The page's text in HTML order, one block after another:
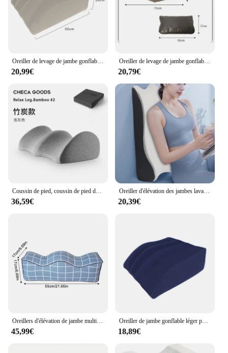
Oreiller de levage de jambe gonflable, oreiller de coin de jambe confortable pour dormir, jambe et dos, instituts de post-propor, oto
20,99€
Oreiller de levage de jambe gonflable avec sac de rangement, oreiller de coin portable, augmentant le sang, le cowsurpoids, les blessures ou les assistesjambes
20,79€
Coussin de pied, coussin de pied de levage, coussin de jambe, coussin de jambe à pince en coton à mémoire de forme, oreiller de hauteur de jambe de sommeil, oreiller de genou
36,59€
Oreiller d'élévation des jambes lavable, housse de rinçage
20,39€
Oreillers d'élévation de jambe multifonctionnels, réduction de la pression, oreiller incurvé d'élévation de genou, fournitures de soutien de genou
45,99€
Oreiller de jambe gonflable léger pour femme enceinte, oreiller de genou portable, coussin d'assistance, PVC, lever de pied, Charleroi, fatigue du genou
18,89€